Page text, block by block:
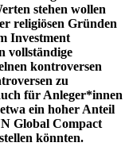
stehen wollen
religiösen Gründen
Investment
vollständige
kontroversen
zu
für Anleger*innen
ein hoher Anteil
Global Compact
könnten.